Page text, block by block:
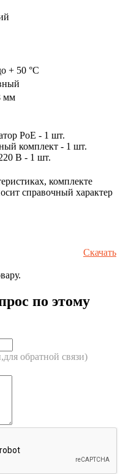
+ 50 °C
мм
PoE - 1 шт.
комплект - 1 шт.
В - 1 шт.
комплекте
справочный характер
Скачать
по этому
обратной связи)